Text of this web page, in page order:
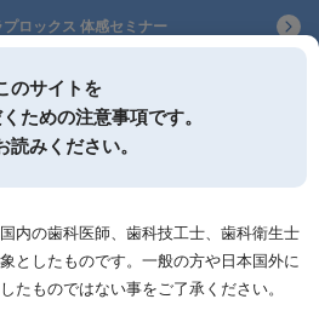
プロックス 体感セミナー
お気に入り
のサイトを
ための注意事項です。
読みください。
内の歯科医師、歯科技工士、歯科衛生士
としたものです。一般の方や日本国外に
たものではない事をご了承ください。